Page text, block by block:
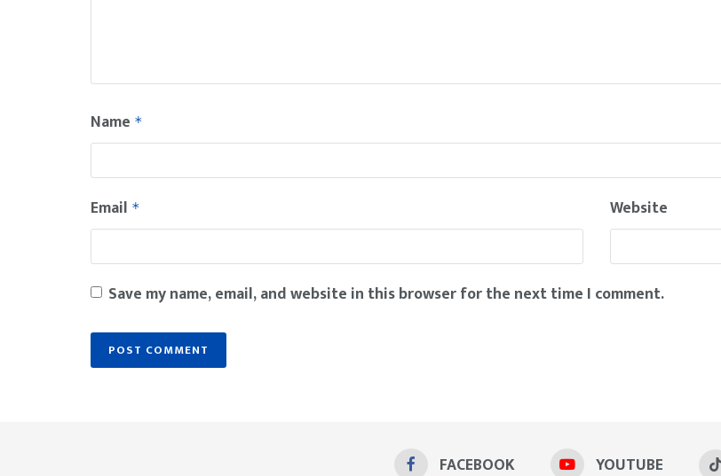
Name *
Email * Website
Save my name, email, and website in this browser for the next time I comment.
FACEBOOK YOUTUBE